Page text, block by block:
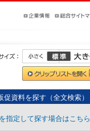
促資料を探す（全文検索）
指定して探す場合はこちら